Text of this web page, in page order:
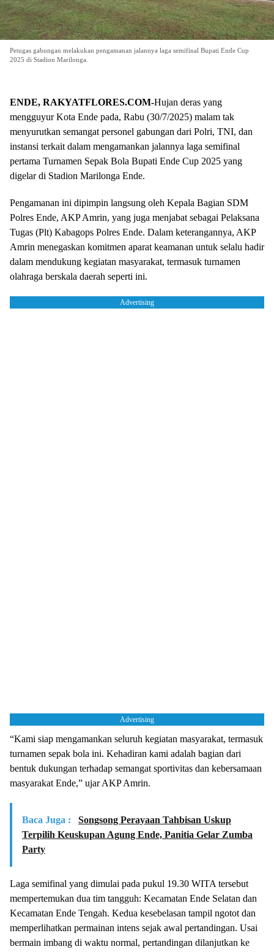
Petugas gabungan melakukan pengamanan jalannya laga semifinal Bupati Ende Cup
2025 di Stadion Marilonga.
ENDE, RAKYATFLORES.COM-Hujan deras yang
mengguyur Kota Ende pada, Rabu (30/7/2025) malam tak
menyurutkan semangat personel gabungan dari Polri, TNI, dan
instansi terkait dalam mengamankan jalannya laga semifinal
pertama Turnamen Sepak Bola Bupati Ende Cup 2025 yang
digelar di Stadion Marilonga Ende.
Pengamanan ini dipimpin langsung oleh Kepala Bagian SDM
Polres Ende, AKP Amrin, yang juga menjabat sebagai Pelaksana
Tugas (Plt) Kabagops Polres Ende. Dalam keterangannya, AKP
Amrin menegaskan komitmen aparat keamanan untuk selalu hadir
dalam mendukung kegiatan masyarakat, termasuk turnamen
olahraga berskala daerah seperti ini.
Advertising
Advertising
“Kami siap mengamankan seluruh kegiatan masyarakat, termasuk
turnamen sepak bola ini. Kehadiran kami adalah bagian dari
bentuk dukungan terhadap semangat sportivitas dan kebersamaan
masyarakat Ende,” ujar AKP Amrin.
Baca Juga :
Songsong Perayaan Tahbisan Uskup
Terpilih Keuskupan Agung Ende, Panitia Gelar Zumba
Party
Laga semifinal yang dimulai pada pukul 19.30 WITA tersebut
mempertemukan dua tim tangguh: Kecamatan Ende Selatan dan
Kecamatan Ende Tengah. Kedua kesebelasan tampil ngotot dan
memperlihatkan permainan intens sejak awal pertandingan. Usai
bermain imbang di waktu normal, pertandingan dilanjutkan ke